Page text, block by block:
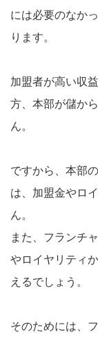
には必要のなか
ります。
加盟者が高い収
方、本部が儲か
ん。
ですから、本部
は、加盟金やロ
ん。
また、フランチ
やロイヤリティ
えるでしょう。
そのためには、